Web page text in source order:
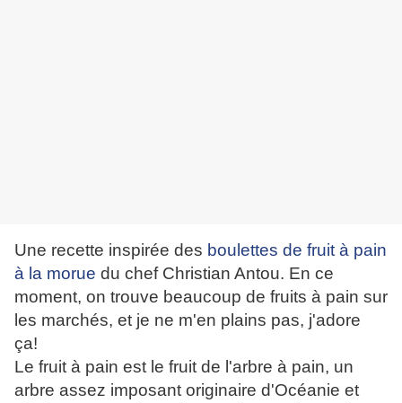
Une recette inspirée des boulettes de fruit à pain
à la morue du chef Christian Antou. En ce
moment, on trouve beaucoup de fruits à pain sur
les marchés, et je ne m'en plains pas, j'adore
ça!
Le fruit à pain est le fruit de l'arbre à pain, un
arbre assez imposant originaire d'Océanie et